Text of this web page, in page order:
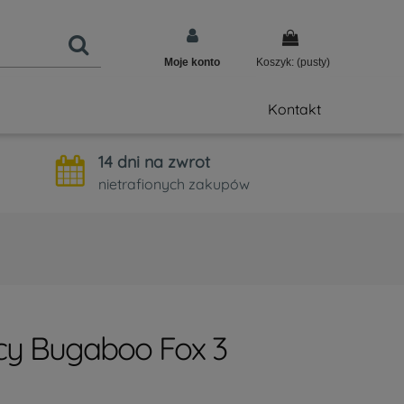
Koszyk: (pusty)
Moje konto
Kontakt
14 dni na zwrot
nietrafionych zakupów
Bugaboo Fox 3